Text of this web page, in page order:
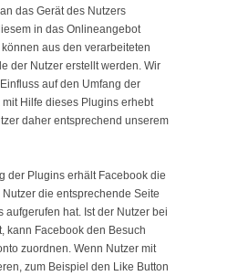
das Gerät des Nutzers
in das Onlineangebot
aus den verarbeiteten
der Nutzer erstellt werden. Wir
auf den Umfang der
Hilfe dieses Plugins erhebt
daher entsprechend unserem
der Plugins erhält Facebook die
Nutzer die entsprechende Seite
aufgerufen hat. Ist der Nutzer bei
kann Facebook den Besuch
zuordnen. Wenn Nutzer mit
zum Beispiel den Like Button